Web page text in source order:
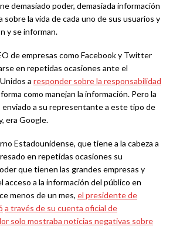
demasiado poder, demasiada información
sobre la vida de cada uno de sus usuarios y
y se informan.
de empresas como Facebook y Twitter
en repetidas ocasiones ante el
a responder sobre la responsabilidad
como manejan la información. Pero la
enviado a su representante a este tipo de
era Google.
Estadounidense, que tiene a la cabeza a
en repetidas ocasiones su
que tienen las grandes empresas y
acceso a la información del público en
menos de un mes, el presidente de
a través de su cuenta oficial de
solo mostraba noticias negativas sobre